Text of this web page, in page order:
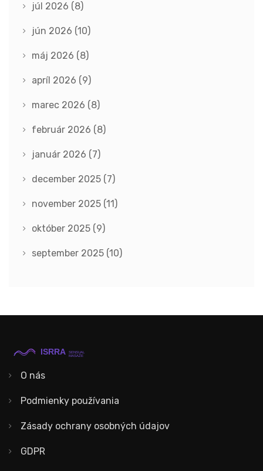
júl 2026 (8)
jún 2026 (10)
máj 2026 (8)
apríl 2026 (9)
marec 2026 (8)
február 2026 (8)
január 2026 (7)
december 2025 (7)
november 2025 (11)
október 2025 (9)
september 2025 (10)
O nás
Podmienky používania
Zásady ochrany osobných údajov
GDPR